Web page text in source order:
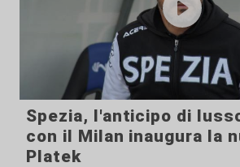
Spezia, l'anticipo di
con il Milan inaugura la
Platek